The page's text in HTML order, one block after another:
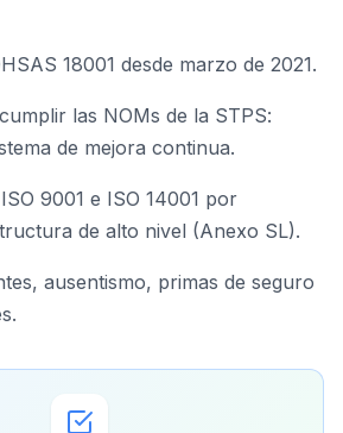
18001 desde marzo de 2021.
las NOMs de la STPS:
de mejora continua.
9001 e ISO 14001 por
de alto nivel (Anexo SL).
ausentismo, primas de seguro